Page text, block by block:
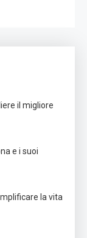
il migliore
e i suoi
la vita